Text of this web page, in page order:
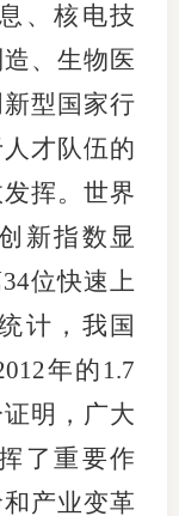
文化建
普法宣
境内外
国际交
行业要
图片新
媒体看
、核电技
、生物医
型国家行
才队伍的
挥。世界
新指数显
位快速上
计，我国
年的1.7
明，广大
了重要作
产业变革